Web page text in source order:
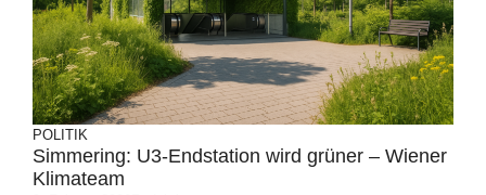
POLITIK
Simmering: U3-Endstation wird grüner – Wiener
Klimateam